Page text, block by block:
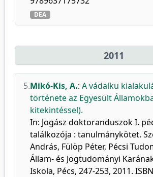
DEA
2011
5.Mikó-Kis, A.: A vádalku
története az Egyesült
kitekintéssel).
In: Jogász doktoranduszok I.
találkozója : tanulmánykötet.
András, Fülöp Péter, Pécsi
Állam- és Jogtudományi
Iskola, Pécs, 247-253, 2011.